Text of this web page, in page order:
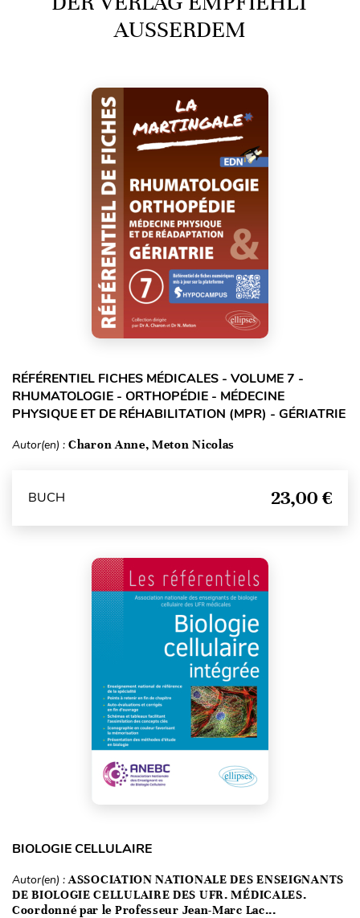
AUSSERDEM
RÉFÉRENTIEL FICHES MÉDICALES - VOLUME 7 -
RHUMATOLOGIE - ORTHOPÉDIE - MÉDECINE
PHYSIQUE ET DE RÉHABILITATION (MPR) - GÉRIATRIE
Autor(en) : Charon Anne, Meton Nicolas
BUCH 23,00 €
BIOLOGIE CELLULAIRE
Autor(en) :ASSOCIATION NATIONALE DES ENSEIGNANTS
DE BIOLOGIE CELLULAIRE DES UFR. MÉDICALES.
Coordonné par le Professeur Jean-Marc Lac...